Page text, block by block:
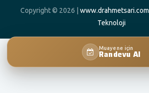
Copyright © 2026 | www.drahmetsari.com
Teknoloji
Muayene için
Randevu Al